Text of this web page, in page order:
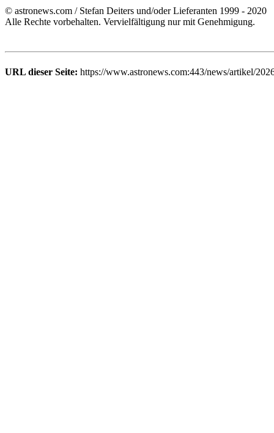
© astronews.com / Stefan Deiters und/oder Lieferanten 1999 - 2020
Alle Rechte vorbehalten. Vervielfältigung nur mit Genehmigung.
URL dieser Seite: https://www.astronews.com:443/news/artikel/